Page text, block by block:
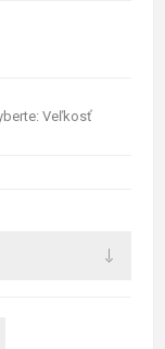
Veľkosť